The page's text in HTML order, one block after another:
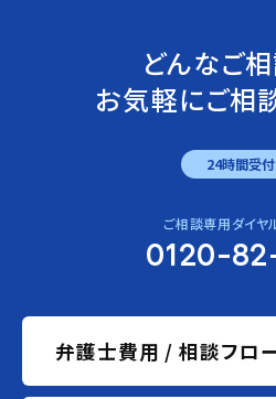
どんなご
お気軽にご相
24時間受
ご相談専用ダイヤ
0120-
弁護士費用 / 相談フロ